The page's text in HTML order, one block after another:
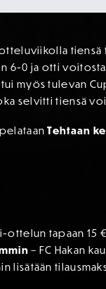
6-0 ja otti
myös tulevan
selvitti tiensä
pelataanTehtaan
ottelun tapaan
– FC Hakan
lisätään